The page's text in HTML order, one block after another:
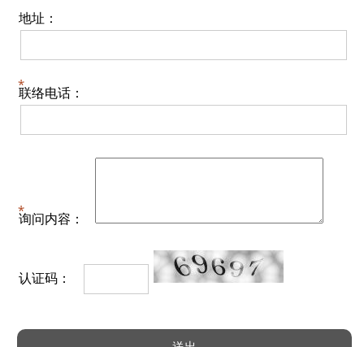
地址：
联络电话：
询问内容：
认证码：